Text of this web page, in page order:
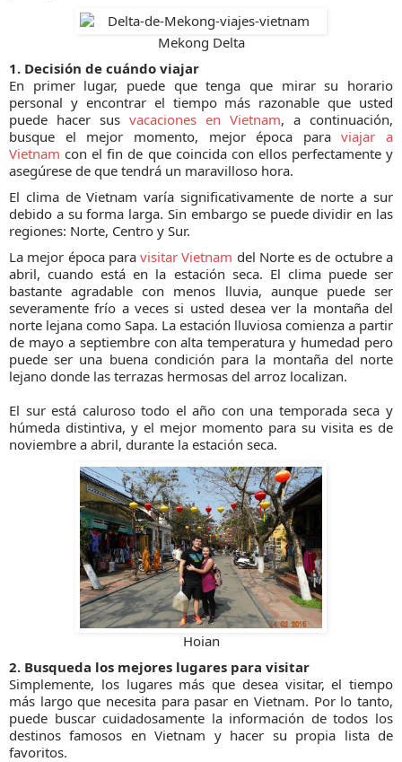
Mekong Delta
1. Decisión de cuándo viajar
En primer lugar, puede que tenga que mirar su horario
personal y encontrar el tiempo más razonable que usted
puede hacer sus vacaciones en Vietnam, a continuación,
busque el mejor momento, mejor época paraviajar a
Vietnam con el fin de que coincida con ellos perfectamente y
asegúrese de que tendrá un maravilloso hora.
El clima de Vietnam varía significativamente de norte a sur
debido a su forma larga. Sin embargo se puede dividir en las
regiones: Norte, Centro y Sur.
La mejor época paravisitar Vietnam del Norte es de octubre a
abril, cuando está en la estación seca. El clima puede ser
bastante agradable con menos lluvia, aunque puede ser
severamente frío a veces si usted desea ver la montaña del
norte lejana como Sapa. La estación lluviosa comienza a partir
de mayo a septiembre con alta temperatura y humedad pero
puede ser una buena condición para la montaña del norte
lejano donde las terrazas hermosas del arroz localizan.
El sur está caluroso todo el año con una temporada seca y
húmeda distintiva, y el mejor momento para su visita es de
noviembre a abril, durante la estación seca.
Hoian
2. Busqueda los mejores lugares para visitar
Simplemente, los lugares más que desea visitar, el tiempo
más largo que necesita para pasar en Vietnam. Por lo tanto,
puede buscar cuidadosamente la información de todos los
destinos famosos en Vietnam y hacer su propia lista de
favoritos.